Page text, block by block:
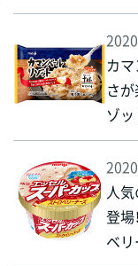
カ
さ
ゾ
人
登場
ベ